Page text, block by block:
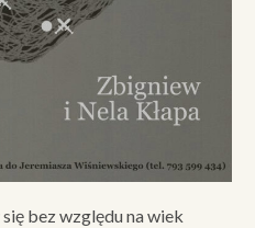
bez względu na wiek